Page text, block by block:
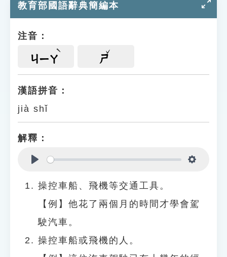
單字索引
遊戲專區
貓頭鷹博士
教育部國語辭典簡編本
注音：
ㄐㄧㄚ ㄕ
漢語拼音：
jià shǐ
解釋：
操控車船、飛機等交通工具。
【例】他花了兩個月的時間才學會駕
駛汽車。
操控車船或飛機的人。